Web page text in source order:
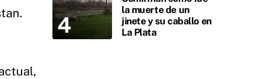
la muerte de un
jinete y su caballo en
La Plata